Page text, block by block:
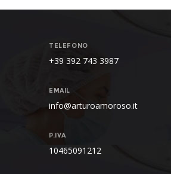
TELEFONO
+39 392 743 3987
EMAIL
info@arturoamoroso.it
P.IVA
10465091212